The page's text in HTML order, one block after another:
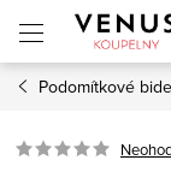
obsah
Podomítkové